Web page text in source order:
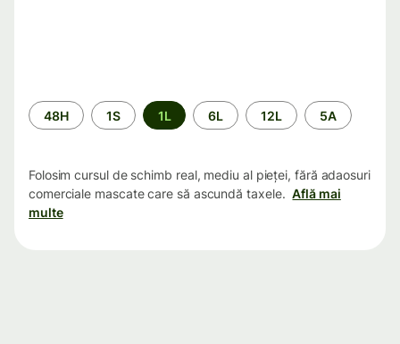
Perioada
48H 1S 1L 6L 12L 5A
Folosim cursul de schimb real, mediu al pieței, fără adaosuri
comerciale mascate care să ascundă taxele. Află mai
multe